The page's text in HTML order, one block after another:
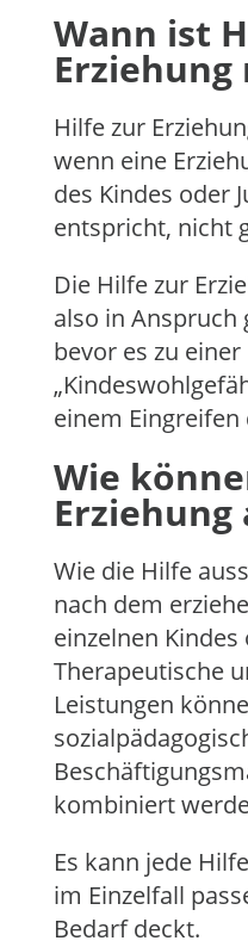
Wann ist
Hilfe zur
wenn eine
des Kindes oder
entspricht, nicht
Die Hilfe zur
also in
bevor es zu einer
einem
Wie
Erziehung
Wie die Hilfe
nach dem
einzelnen Kindes
Therapeutische
Leistungen
kombiniert
Es kann jede
im Einzelfall
Bedarf deckt.